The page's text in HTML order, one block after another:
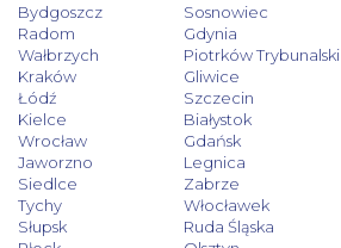
Bydgoszcz Sosnowiec
Radom
Gdynia
Wałbrzych
Piotrków Trybunalski
Kraków
Gliwice
Łódź
Szczecin
Kielce
Białystok
Wrocław
Gdańsk
Jaworzno
Legnica
Siedlce
Zabrze
Tychy
Włocławek
Słupsk
Ruda Śląska